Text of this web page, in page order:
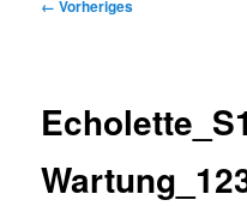
← Vorheriges